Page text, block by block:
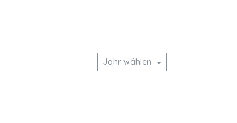
Jahr wählen